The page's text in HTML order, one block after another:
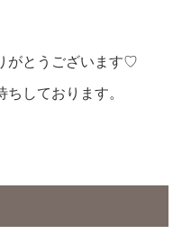
がとうございます♡
しております。